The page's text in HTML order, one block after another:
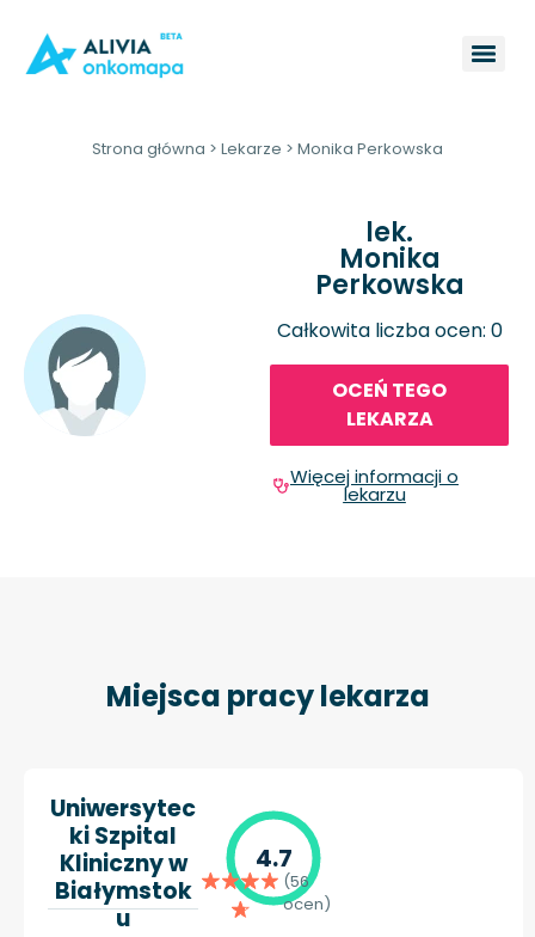
Strona główna > Lekarze > Monika Perkowska
lek.
Monika
Perkowska
Całkowita liczba ocen: 0
OCEŃ TEGO
LEKARZA
Więcej informacji o
lekarzu
Miejsca pracy lekarza
Uniwersytec
ki Szpital
Kliniczny w
Białymstok
u
4.7
(56
ocen)